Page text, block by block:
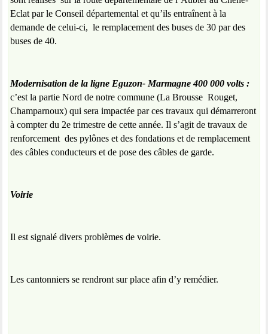
Eclat par le Conseil départemental et qu’ils entraînent à la
demande de celui-ci, le remplacement des buses de 30 par des
buses de 40.
Modernisation de la ligne Eguzon- Marmagne 400 000 volts :
c’est la partie Nord de notre commune (La Brousse Rouget,
Champarnoux) qui sera impactée par ces travaux qui démarreront
à compter du 2e trimestre de cette année. Il s’agit de travaux de
renforcement des pylônes et des fondations et de remplacement
des câbles conducteurs et de pose des câbles de garde.
Voirie
Il est signalé divers problèmes de voirie.
Les cantonniers se rendront sur place afin d’y remédier.